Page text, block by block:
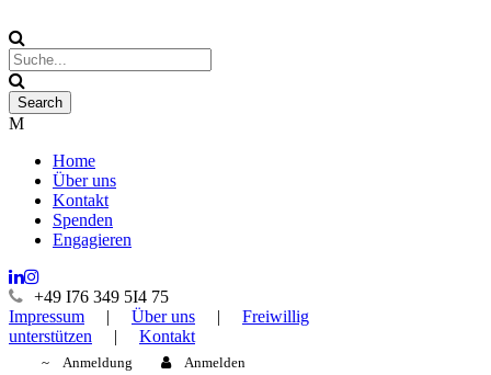
Home
Über uns
Kontakt
Spenden
Engagieren
+49 I76 349 5I4 75
Impressum
| Über uns |
Freiwillig
unterstützen
| Kontakt
Anmeldung Anmelden